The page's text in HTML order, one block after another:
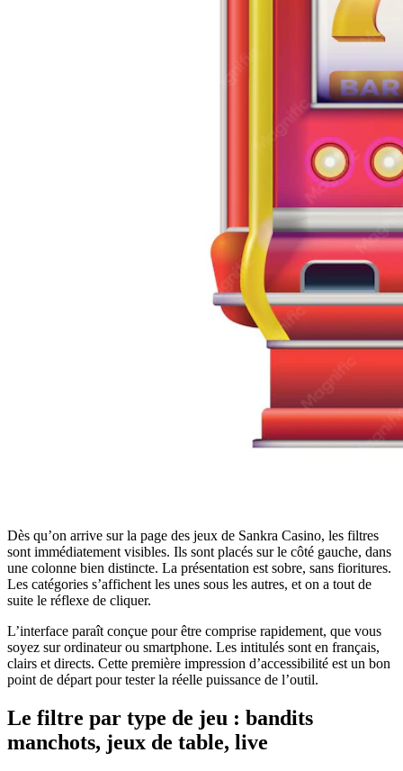
Dès qu’on arrive sur la page des jeux de Sankra Casino, les filtres
sont immédiatement visibles. Ils sont placés sur le côté gauche, dans
une colonne bien distincte. La présentation est sobre, sans fioritures.
Les catégories s’affichent les unes sous les autres, et on a tout de
suite le réflexe de cliquer.
L’interface paraît conçue pour être comprise rapidement, que vous
soyez sur ordinateur ou smartphone. Les intitulés sont en français,
clairs et directs. Cette première impression d’accessibilité est un bon
point de départ pour tester la réelle puissance de l’outil.
Le filtre par type de jeu : bandits
manchots, jeux de table, live